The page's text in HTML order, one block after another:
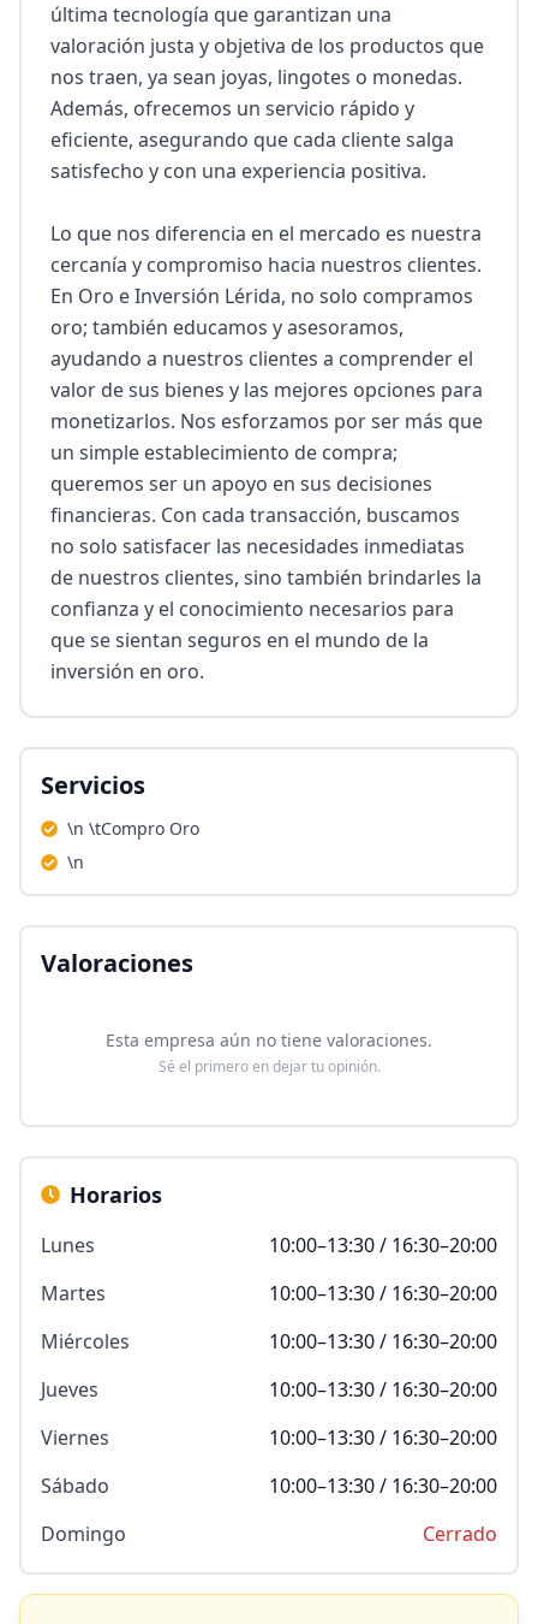
última tecnología que garantizan una
valoración justa y objetiva de los productos que
nos traen, ya sean joyas, lingotes o monedas.
Además, ofrecemos un servicio rápido y
eficiente, asegurando que cada cliente salga
satisfecho y con una experiencia positiva.
Lo que nos diferencia en el mercado es nuestra
cercanía y compromiso hacia nuestros clientes.
En Oro e Inversión Lérida, no solo compramos
oro; también educamos y asesoramos,
ayudando a nuestros clientes a comprender el
valor de sus bienes y las mejores opciones para
monetizarlos. Nos esforzamos por ser más que
un simple establecimiento de compra;
queremos ser un apoyo en sus decisiones
financieras. Con cada transacción, buscamos
no solo satisfacer las necesidades inmediatas
de nuestros clientes, sino también brindarles la
confianza y el conocimiento necesarios para
que se sientan seguros en el mundo de la
inversión en oro.
Servicios
\n \tCompro Oro
\n
Valoraciones
Esta empresa aún no tiene valoraciones.
Sé el primero en dejar tu opinión.
Horarios
Lunes
10:00–13:30 / 16:30–20:00
Martes
10:00–13:30 / 16:30–20:00
Miércoles
10:00–13:30 / 16:30–20:00
Jueves
10:00–13:30 / 16:30–20:00
Viernes
10:00–13:30 / 16:30–20:00
Sábado
10:00–13:30 / 16:30–20:00
Domingo
Cerrado